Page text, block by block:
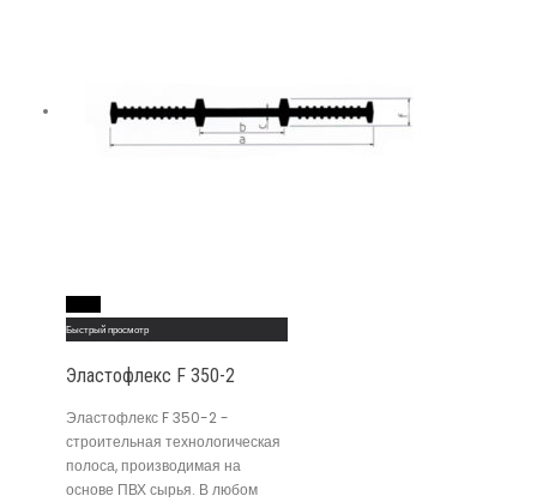
Быстрый просмотр
Эластофлекс F 350-2
Эластофлекс F 350-2 -
строительная технологическая
полоса, производимая на
основе ПВХ сырья. В любом